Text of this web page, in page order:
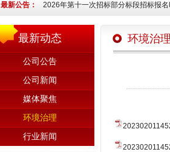
最新公告： 2026年第十一次招标部分标段招标报
最新动态
公司公告
公司新闻
媒体聚焦
环境治理
行业新闻
环境治理